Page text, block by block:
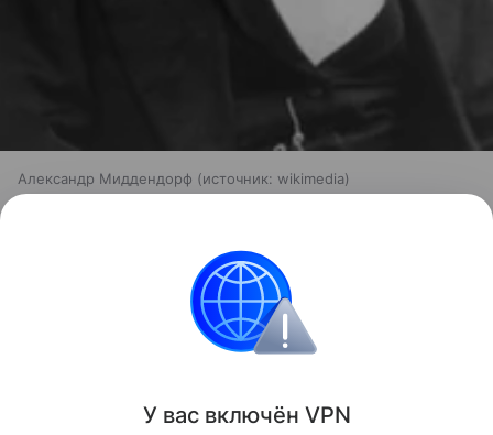
Александр Миддендорф источник: wikimedia
об ужасах массовых вымираний.
российские ученые археология
Поделиться
У вас включён VPN